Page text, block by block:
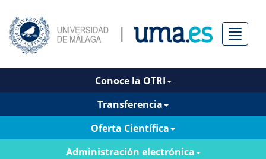
Menú
Conoce la OTRI
Transferencia
Oferta Científica
Administración electrónica